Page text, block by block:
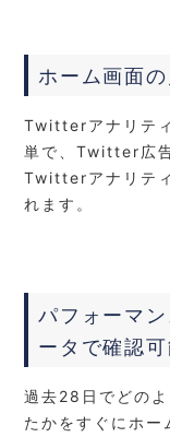
ホーム画面
Twitterアナリテ
単で、Twitter広
Twitterアナリテ
れます。
パフォーマ
ータで確認
過去28日でどの
たかをすぐにホ